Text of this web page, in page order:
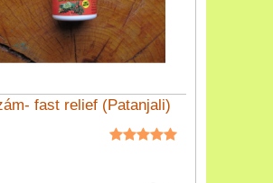
fast relief (Patanjali)